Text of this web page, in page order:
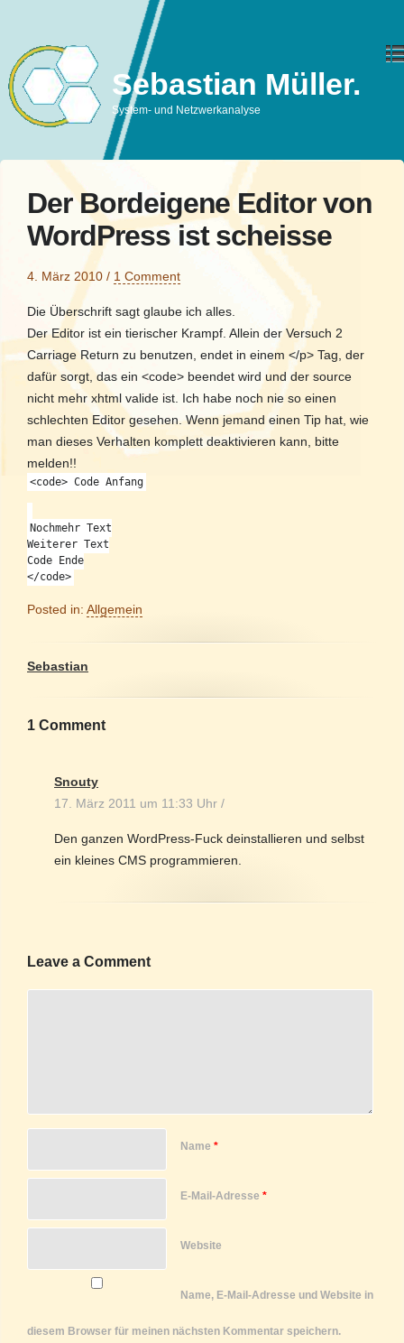
Sebastian Müller.
System- und Netzwerkanalyse
Der Bordeigene Editor von
WordPress ist scheisse
4. März 2010 / 1 Comment
Die Überschrift sagt glaube ich alles.
Der Editor ist ein tierischer Krampf. Allein der Versuch 2
Carriage Return zu benutzen, endet in einem </p> Tag, der
dafür sorgt, das ein <code> beendet wird und der source
nicht mehr xhtml valide ist. Ich habe noch nie so einen
schlechten Editor gesehen. Wenn jemand einen Tip hat, wie
man dieses Verhalten komplett deaktivieren kann, bitte
melden!!
<code> Code Anfang
Nochmehr Text
Weiterer Text
Code Ende
</code>
Posted in: Allgemein
Sebastian
1 Comment
Snouty
17. März 2011 um 11:33 Uhr /
Den ganzen WordPress-Fuck deinstallieren und selbst
ein kleines CMS programmieren.
Leave a Comment
Name*
E-Mail-Adresse*
Website
Name, E-Mail-Adresse und Website in
diesem Browser für meinen nächsten Kommentar speichern.